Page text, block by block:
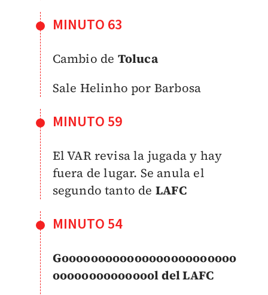
MINUTO 63
Cambio de Toluca
Sale Helinho por Barbosa
MINUTO 59
El VAR revisa la jugada y hay
fuera de lugar. Se anula el
segundo tanto de LAFC
MINUTO 54
Goooooooooooooooooooooooo
ooooooooooooool del LAFC